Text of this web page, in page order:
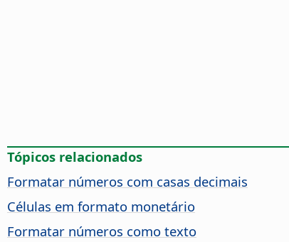
Tópicos relacionados
Formatar números com casas decimais
Células em formato monetário
Formatar números como texto